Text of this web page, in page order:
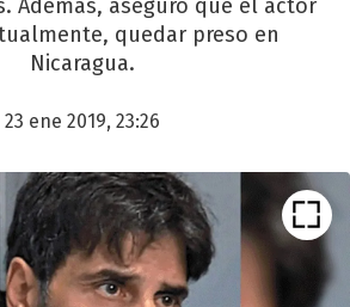
Además, aseguró que el actor
quedar preso en
Nicaragua.
23 ene 2019, 23:26